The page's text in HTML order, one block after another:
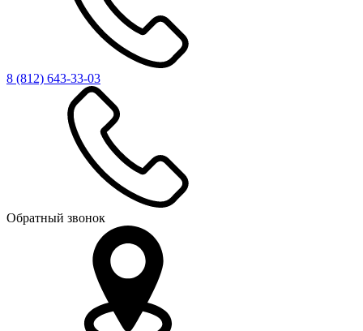
8 (812) 643-33-03
Обратный звонок